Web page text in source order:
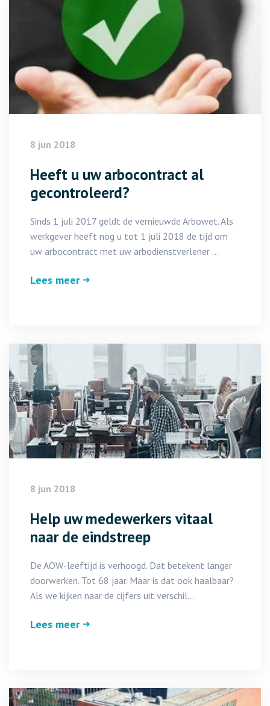
8 jun 2018
Heeft u uw arbocontract al
gecontroleerd?
Sinds 1 juli 2017 geldt de vernieuwde Arbowet. Als
werkgever heeft nog u tot 1 juli 2018 de tijd om
uw arbocontract met uw arbodienstverlener ...
Lees meer
8 jun 2018
Help uw medewerkers vitaal
naar de eindstreep
De AOW-leeftijd is verhoogd. Dat betekent langer
doorwerken. Tot 68 jaar. Maar is dat ook haalbaar?
Als we kijken naar de cijfers uit verschil...
Lees meer